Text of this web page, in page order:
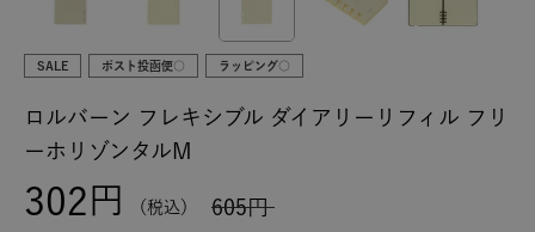
SALE ポスト投函便○ ラッピング○
ロルバーン フレキシブル ダイアリーリフィル フリ
ーホリゾンタルM
605
302 税込